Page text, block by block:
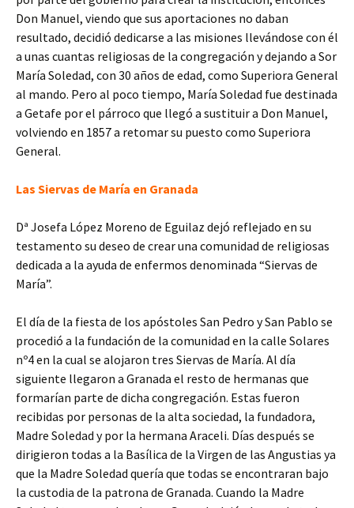
Don Manuel, viendo que sus aportaciones no daban
resultado, decidió dedicarse a las misiones llevándose con él
a unas cuantas religiosas de la congregación y dejando a Sor
María Soledad, con 30 años de edad, como Superiora General
al mando. Pero al poco tiempo, María Soledad fue destinada
a Getafe por el párroco que llegó a sustituir a Don Manuel,
volviendo en 1857 a retomar su puesto como Superiora
General.
Las Siervas de María en Granada
Dª Josefa López Moreno de Eguilaz dejó reflejado en su
testamento su deseo de crear una comunidad de religiosas
dedicada a la ayuda de enfermos denominada “Siervas de
María”.
El día de la fiesta de los apóstoles San Pedro y San Pablo se
procedió a la fundación de la comunidad en la calle Solares
nº4 en la cual se alojaron tres Siervas de María. Al día
siguiente llegaron a Granada el resto de hermanas que
formarían parte de dicha congregación. Estas fueron
recibidas por personas de la alta sociedad, la fundadora,
Madre Soledad y por la hermana Araceli. Días después se
dirigieron todas a la Basílica de la Virgen de las Angustias ya
que la Madre Soledad quería que todas se encontraran bajo
la custodia de la patrona de Granada. Cuando la Madre